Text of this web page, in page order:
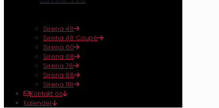
Sirena 48
Sirena 48 Coupé
Sirena 60
Sirena 68
Sirena 78
Sirena 88
Sirena 118
Kontakt os
Kalender